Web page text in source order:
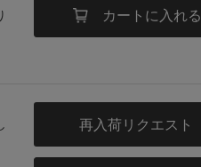
カートに入れる
再入荷リクエスト